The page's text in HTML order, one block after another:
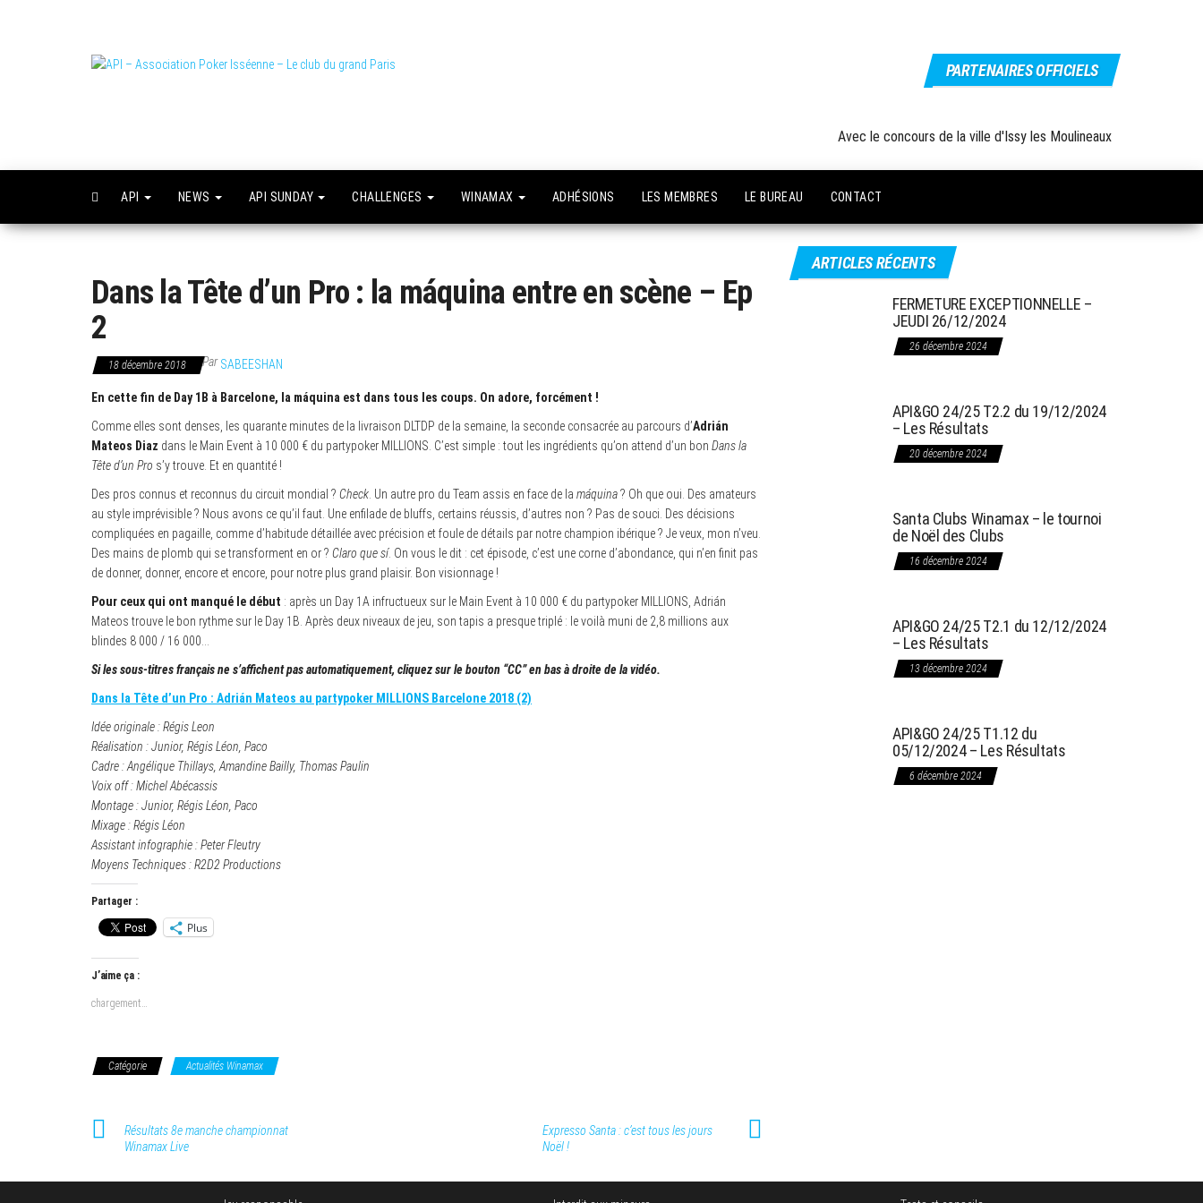
grand Paris
PARTENAIRES OFFICIELS
Avec le concours de la ville d'Issy les Moulineaux
API NEWS API SUNDAY CHALLENGES WINAMAX ADHÉSIONS LES MEMBRES LE BUREAU CONTACT
Dans la Tête d’un Pro : la máquina entre en scène – Ep
2
18 décembre 2018 ParSABEESHAN
En cette fin de Day 1B à Barcelone, la máquina est dans tous les coups. On adore, forcément !
Comme elles sont denses, les quarante minutes de la livraison DLTDP de la semaine, la seconde consacrée au parcours d’Adrián
Mateos Diaz dans le Main Event à 10 000 € du partypoker MILLIONS. C’est simple : tout les ingrédients qu’on attend d’un bon Dans la
Tête d’un Pro s’y trouve. Et en quantité !
Des pros connus et reconnus du circuit mondial ? Check. Un autre pro du Team assis en face de la máquina? Oh que oui. Des amateurs
au style imprévisible ? Nous avons ce qu’il faut. Une enfilade de bluffs, certains réussis, d’autres non ? Pas de souci. Des décisions
compliquées en pagaille, comme d’habitude détaillée avec précision et foule de détails par notre champion ibérique ? Je veux, mon n’veu.
Des mains de plomb qui se transforment en or ? Claro que sí. On vous le dit : cet épisode, c’est une corne d’abondance, qui n’en finit pas
de donner, donner, encore et encore, pour notre plus grand plaisir. Bon visionnage !
Pour ceux qui ont manqué le début : après un Day 1A infructueux sur le Main Event à 10 000 € du partypoker MILLIONS, Adrián
Mateos trouve le bon rythme sur le Day 1B. Après deux niveaux de jeu, son tapis a presque triplé : le voilà muni de 2,8 millions aux
blindes 8 000 / 16 000…
Si les sous-titres français ne s’affichent pas automatiquement, cliquez sur le bouton “CC” en bas à droite de la vidéo.
Dans la Tête d’un Pro : Adrián Mateos au partypoker MILLIONS Barcelone 2018 (2)
Idée originale : Régis Leon
Réalisation : Junior, Régis Léon, Paco
Cadre : Angélique Thillays, Amandine Bailly, Thomas Paulin
Voix off : Michel Abécassis
Montage : Junior, Régis Léon, Paco
Mixage : Régis Léon
Assistant infographie : Peter Fleutry
Moyens Techniques : R2D2 Productions
Partager :
Plus
J’aime ça :
chargement…
Catégorie Actualités Winamax
Résultats 8e manche championnat
Winamax Live
Expresso Santa : c’est tous les jours
Noël !
ARTICLES RÉCENTS
FERMETURE EXCEPTIONNELLE –
JEUDI 26/12/2024
26 décembre 2024
API&GO 24/25 T2.2 du 19/12/2024
– Les Résultats
20 décembre 2024
Santa Clubs Winamax – le tournoi
de Noël des Clubs
16 décembre 2024
API&GO 24/25 T2.1 du 12/12/2024
– Les Résultats
13 décembre 2024
API&GO 24/25 T1.12 du
05/12/2024 – Les Résultats
6 décembre 2024